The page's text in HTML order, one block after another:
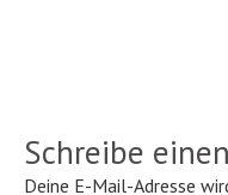
Schreibe
Deine E-Mail-Adresse